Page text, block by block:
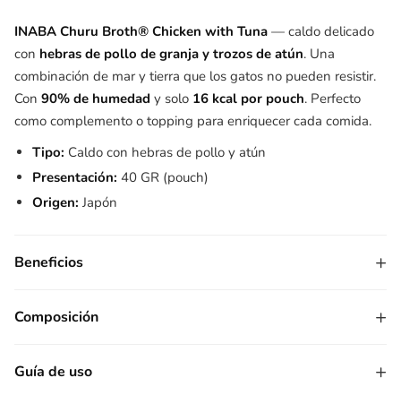
INABA Churu Broth® Chicken with Tuna — caldo delicado
con hebras de pollo de granja y trozos de atún. Una
combinación de mar y tierra que los gatos no pueden resistir.
Con 90% de humedad y solo 16 kcal por pouch. Perfecto
como complemento o topping para enriquecer cada comida.
Tipo: Caldo con hebras de pollo y atún
Presentación: 40 GR (pouch)
Origen: Japón
Beneficios +
Composición +
Guía de uso +